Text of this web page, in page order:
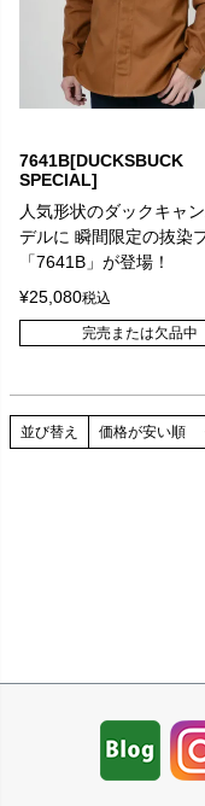
7641B[DUCKSBUCK
SPECIAL]
人気形状のダックキャ
デルに 瞬間限定の抜染
「7641B」が登場！
¥25,080税込
完売または欠品中
並び替え 価格が安い順